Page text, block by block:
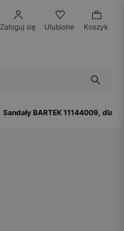
Zaloguj się Ulubione Koszyk
Sandały BARTEK 11144009, dla